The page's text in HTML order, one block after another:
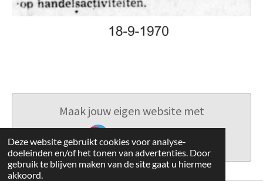
Deze website gebruikt cookies voor analyse-
doeleinden en/of het tonen van advertenties. Door
gebruik te blijven maken van de site gaat u hiermee
akkoord.
Maak jouw eigen website met
JouwWeb